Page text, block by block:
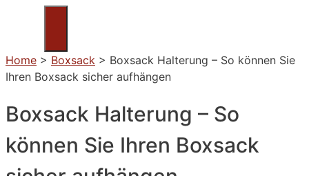
Home > Boxsack > Boxsack Halterung – So können Sie
Ihren Boxsack sicher aufhängen
Boxsack Halterung – So
können Sie Ihren Boxsack